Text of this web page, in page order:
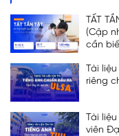
TẤT
(Cập
cần
Tài
riêng
Tài
viên